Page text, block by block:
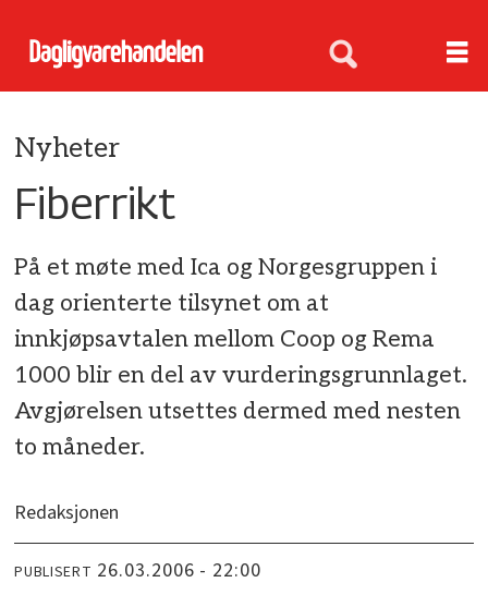
Nyheter
Fiberrikt
På et møte med Ica og Norgesgruppen i
dag orienterte tilsynet om at
innkjøpsavtalen mellom Coop og Rema
1000 blir en del av vurderingsgrunnlaget.
Avgjørelsen utsettes dermed med nesten
to måneder.
Redaksjonen
PUBLISERT 26.03.2006 - 22:00